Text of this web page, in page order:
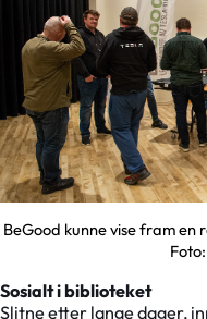
BeGood kunne vise fram
Sosialt i biblioteket
Slitne etter lange dager,